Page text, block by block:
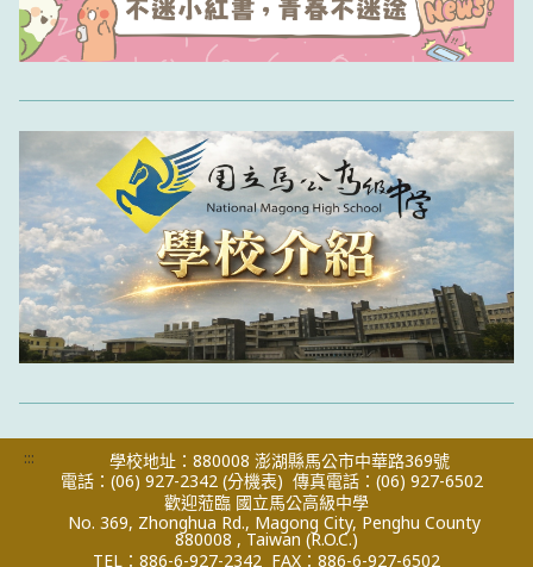
:::
學校地址：880008 澎湖縣馬公市中華路369號
電話：(06) 927-2342 (分機表) 傳真電話：(06) 927-6502
歡迎蒞臨 國立馬公高級中學
No. 369, Zhonghua Rd., Magong City, Penghu County
880008 , Taiwan (R.O.C.)
TEL：886-6-927-2342 FAX：886-6-927-6502